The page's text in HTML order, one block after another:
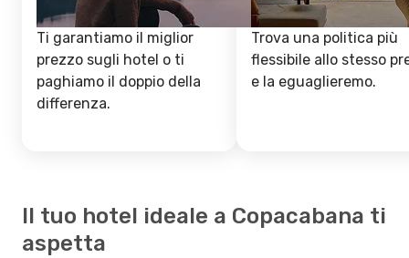
Ti garantiamo il miglior
prezzo sugli hotel o ti
paghiamo il doppio della
differenza.
Trova una politica più
flessibile allo stesso
e la eguaglieremo.
Il tuo hotel ideale a Copacabana ti
aspetta